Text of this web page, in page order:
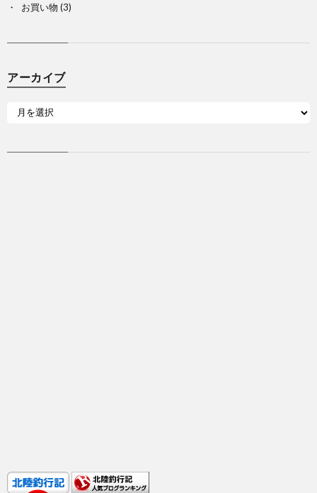
お買い物 (3)
アーカイブ